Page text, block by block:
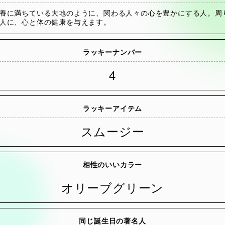
に満ちている大地のように、関わる人々の心を豊かにする人。周
に、心と体の健康を与えます。
ラッキーナンバー
4
ラッキーアイテム
スムージー
相性のいいカラー
オリーブグリーン
同じ誕生日の著名人